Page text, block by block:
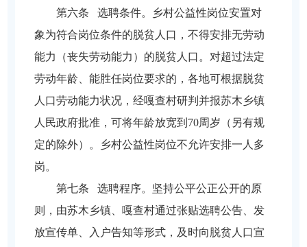
第六条 选聘条件。乡村公益性岗位安置对
象为符合岗位条件的脱贫人口，不得安排无劳动
能力（丧失劳动能力）的脱贫人口。对超过法定
劳动年龄、能胜任岗位要求的，各地可根据脱贫
人口劳动能力状况，经嘎查村研判并报苏木乡镇
人民政府批准，可将年龄放宽到70周岁（另有规
定的除外）。乡村公益性岗位不允许安排一人多
岗。
第七条 选聘程序。坚持公平公正公开的原
则，由苏木乡镇、嘎查村通过张贴选聘公告、发
放宣传单、入户告知等形式，及时向脱贫人口宣